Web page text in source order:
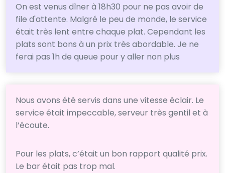
On est venus dîner à 18h30 pour ne pas avoir de
file d'attente. Malgré le peu de monde, le service
était très lent entre chaque plat. Cependant les
plats sont bons à un prix très abordable. Je ne
ferai pas 1h de queue pour y aller non plus
Nous avons été servis dans une vitesse éclair. Le
service était impeccable, serveur très gentil et à
l’écoute.
Pour les plats, c’était un bon rapport qualité prix.
Le bar était pas trop mal.